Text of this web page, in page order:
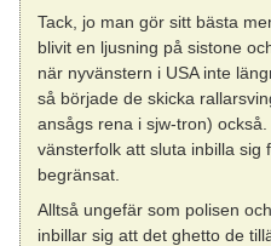
Tack, jo man gör sitt bästa
blivit en ljusning på sistone
när nyvänstern i USA inte
så började de skicka
ansågs rena i sjw-tron)
vänsterfolk att sluta inbilla sig
begränsat.
Alltså ungefär som polisen
inbillar sig att det ghetto de